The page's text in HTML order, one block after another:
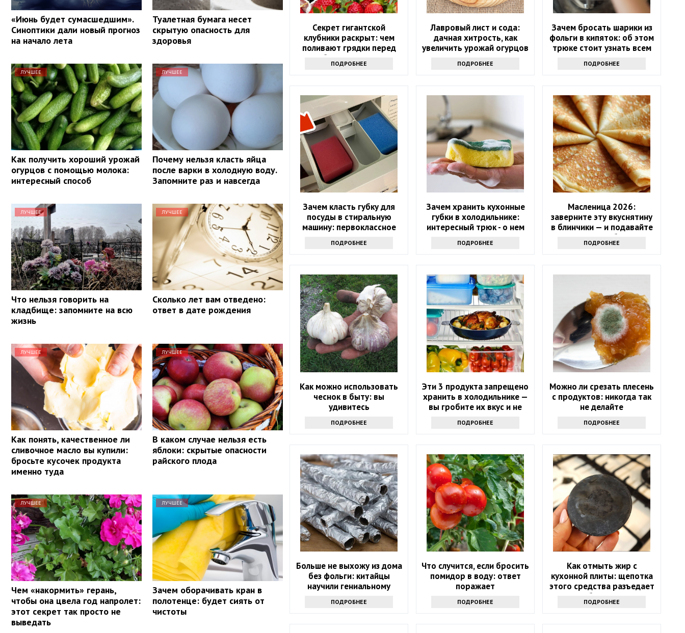
«Июнь будет сумасшедшим».
Синоптики дали новый прогноз
на начало лета
Туалетная бумага несет
скрытую опасность для
здоровья
ЛУЧШЕЕ
Как получить хороший урожай
огурцов с помощью молока:
интересный способ
ЛУЧШЕЕ
Почему нельзя класть яйца
после варки в холодную воду.
Запомните раз и навсегда
ЛУЧШЕЕ
Что нельзя говорить на
кладбище: запомните на всю
жизнь
ЛУЧШЕЕ
Сколько лет вам отведено:
ответ в дате рождения
ЛУЧШЕЕ
Как понять, качественное ли
сливочное масло вы купили:
бросьте кусочек продукта
именно туда
ЛУЧШЕЕ
В каком случае нельзя есть
яблоки: скрытые опасности
райского плода
ЛУЧШЕЕ
Чем «накормить» герань,
чтобы она цвела год напролет:
этот секрет так просто не
выведать
ЛУЧШЕЕ
Зачем оборачивать кран в
полотенце: будет сиять от
чистоты
Секрет гигантской
клубники раскрыт: чем
поливают грядки перед
сбором урожая
ПОДРОБНЕЕ
Лавровый лист и сода:
дачная хитрость, как
увеличить урожай огурцов
ПОДРОБНЕЕ
Зачем бросать шарики из
фольги в кипяток: об этом
трюке стоит узнать всем
хозяйкам
ПОДРОБНЕЕ
Зачем класть губку для
посуды в стиральную
машину: первоклассное
ПОДРОБНЕЕ
Зачем хранить кухонные
губки в холодильнике:
интересный трюк - о нем
продвинутые хозяйки
ПОДРОБНЕЕ
Масленица 2026:
заверните эту вкуснятину
в блинчики — и подавайте
как главное блюдо
ПОДРОБНЕЕ
Как можно использовать
чеснок в быту: вы
удивитесь
ПОДРОБНЕЕ
Эти 3 продукта запрещено
хранить в холодильнике —
вы гробите их вкус и не
ПОДРОБНЕЕ
Можно ли срезать плесень
с продуктов: никогда так
не делайте
ПОДРОБНЕЕ
Больше не выхожу из дома
без фольги: китайцы
научили гениальному
ПОДРОБНЕЕ
Что случится, если бросить
помидор в воду: ответ
поражает
ПОДРОБНЕЕ
Как отмыть жир с
кухонной плиты: щепотка
этого средства разъедает
любую грязь
ПОДРОБНЕЕ